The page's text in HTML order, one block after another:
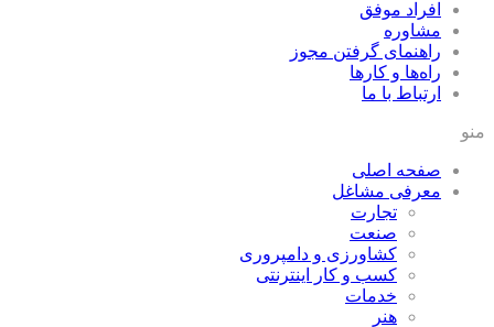
افراد موفق
مشاوره
راهنمای گرفتن مجوز
راه‌ها و كارها
ارتباط با ما
منو
صفحه اصلی
معرفی مشاغل
تجارت
صنعت
كشاورزی و دامپروری
كسب و كار اينترنتی
خدمات
هنر